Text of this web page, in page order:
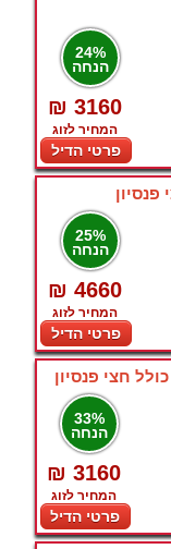
24%
הנחה
₪ 3160
המחיר לזוג
פרטי הדיל
25%
הנחה
₪ 4660
המחיר לזוג
פרטי הדיל
33%
הנחה
₪ 3160
המחיר לזוג
פרטי הדיל